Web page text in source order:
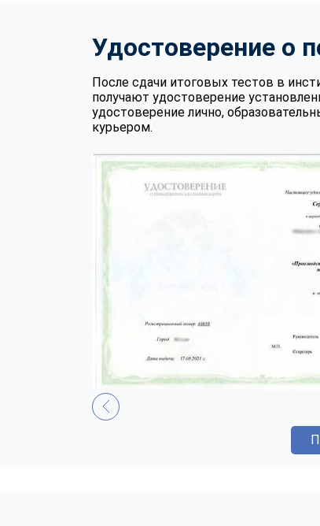
Удостоверение о
После сдачи итоговых тестов в
получают удостоверение
удостоверение лично,
курьером.